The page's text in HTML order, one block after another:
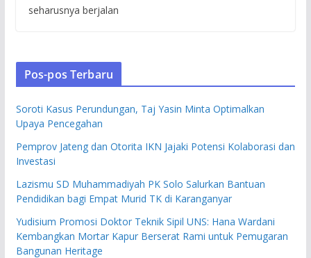
seharusnya berjalan
Pos-pos Terbaru
Soroti Kasus Perundungan, Taj Yasin Minta Optimalkan
Upaya Pencegahan
Pemprov Jateng dan Otorita IKN Jajaki Potensi Kolaborasi dan
Investasi
Lazismu SD Muhammadiyah PK Solo Salurkan Bantuan
Pendidikan bagi Empat Murid TK di Karanganyar
Yudisium Promosi Doktor Teknik Sipil UNS: Hana Wardani
Kembangkan Mortar Kapur Berserat Rami untuk Pemugaran
Bangunan Heritage